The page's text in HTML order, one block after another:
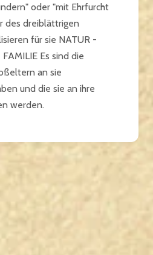
oder "mit Ehrfurcht
des dreiblättrigen
für sie NATUR -
Es sind die
an sie
und die sie an ihre
werden.